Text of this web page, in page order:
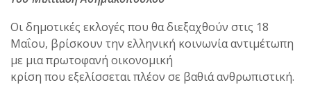
Οι δημοτικές εκλογές που θα διεξαχθούν στις 18
Μαΐου, βρίσκουν την ελληνική κοινωνία αντιμέτωπη
με μια πρωτοφανή οικονομική
κρίση που εξελίσσεται πλέον σε βαθιά ανθρωπιστική.